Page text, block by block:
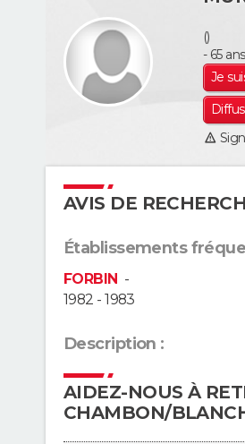
()
- 65 ans
Je
AVIS DE
Établissements
FORBIN -
1982 - 1983
Description :
AIDEZ-NOUS À
CHAMBON/